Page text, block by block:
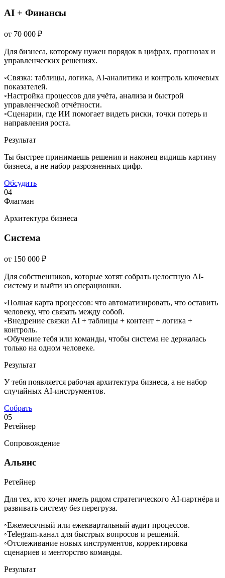
AI + Финансы
от 70 000 ₽
Для бизнеса, которому нужен порядок в цифрах, прогнозах и
управленческих решениях.
◦Связка: таблицы, логика, AI-аналитика и контроль ключевых
показателей.
◦Настройка процессов для учёта, анализа и быстрой
управленческой отчётности.
◦Сценарии, где ИИ помогает видеть риски, точки потерь и
направления роста.
Результат
Ты быстрее принимаешь решения и наконец видишь картину
бизнеса, а не набор разрозненных цифр.
Обсудить
04
Флагман
Архитектура бизнеса
Система
от 150 000 ₽
Для собственников, которые хотят собрать целостную AI-
систему и выйти из операционки.
◦Полная карта процессов: что автоматизировать, что оставить
человеку, что связать между собой.
◦Внедрение связки AI + таблицы + контент + логика +
контроль.
◦Обучение тебя или команды, чтобы система не держалась
только на одном человеке.
Результат
У тебя появляется рабочая архитектура бизнеса, а не набор
случайных AI-инструментов.
Собрать
05
Ретейнер
Сопровождение
Альянс
Ретейнер
Для тех, кто хочет иметь рядом стратегического AI-партнёра и
развивать систему без перегруза.
◦Ежемесячный или ежеквартальный аудит процессов.
◦Telegram-канал для быстрых вопросов и решений.
◦Отслеживание новых инструментов, корректировка
сценариев и менторство команды.
Результат